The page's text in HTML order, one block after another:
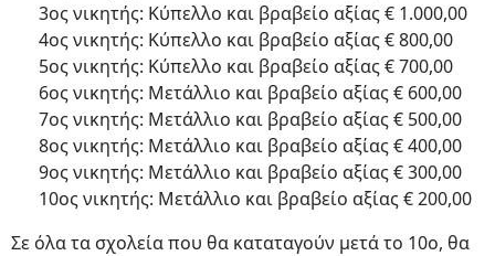
3ος νικητής: Κύπελλο και βραβείο αξίας € 1.000,00
4ος νικητής: Κύπελλο και βραβείο αξίας € 800,00
5ος νικητής: Κύπελλο και βραβείο αξίας € 700,00
6ος νικητής: Μετάλλιο και βραβείο αξίας € 600,00
7ος νικητής: Μετάλλιο και βραβείο αξίας € 500,00
8ος νικητής: Μετάλλιο και βραβείο αξίας € 400,00
9ος νικητής: Μετάλλιο και βραβείο αξίας € 300,00
10ος νικητής: Μετάλλιο και βραβείο αξίας € 200,00
Σε όλα τα σχολεία που θα καταταγούν μετά το 10ο, θα